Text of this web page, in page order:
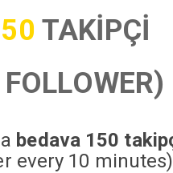
TAKİPÇİ
FOLLOWER)
bedava 150
every 10 minutes)